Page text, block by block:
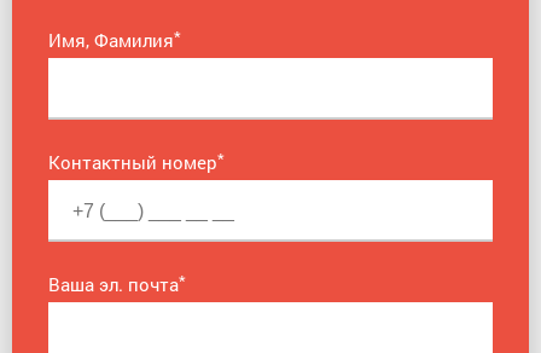
Имя, Фамилия*
Контактный номер*
Ваша эл. почта*